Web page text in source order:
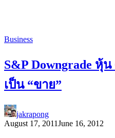
Business
S&P Downgrade หุ้
เป็น “ขาย”
jakrapong
August 17, 2011June 16, 2012